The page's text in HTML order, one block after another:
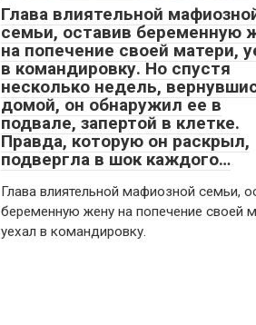
Глава влиятельной
семьи, оставив беременную
на попечение своей матери,
в командировку. Но спустя
несколько недель,
домой, он обнаружил ее в
подвале, запертой в клетке.
Правда, которую он раскрыл,
подвергла в шок каждого…
Глава влиятельной мафиозной семьи,
беременную жену на попечение своей
уехал в командировку.